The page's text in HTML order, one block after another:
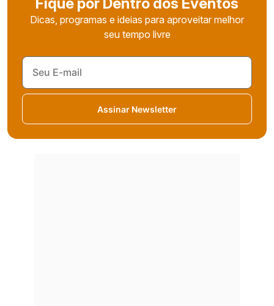
Dicas, programas e ideias para aproveitar melhor
seu tempo livre
Assinar Newsletter